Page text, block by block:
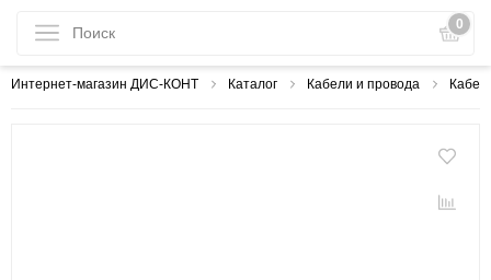
0
Интернет-магазин ДИС-КОНТ Каталог Кабели и провода